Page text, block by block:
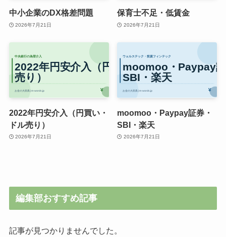
中小企業のDX格差問題
2026年7月21日
保育士不足・低賃金
2026年7月21日
2022年円安介入（円買い・
ドル売り）
2026年7月21日
moomoo・Paypay証券・
SBI・楽天
2026年7月21日
編集部おすすめ記事
記事が見つかりませんでした。